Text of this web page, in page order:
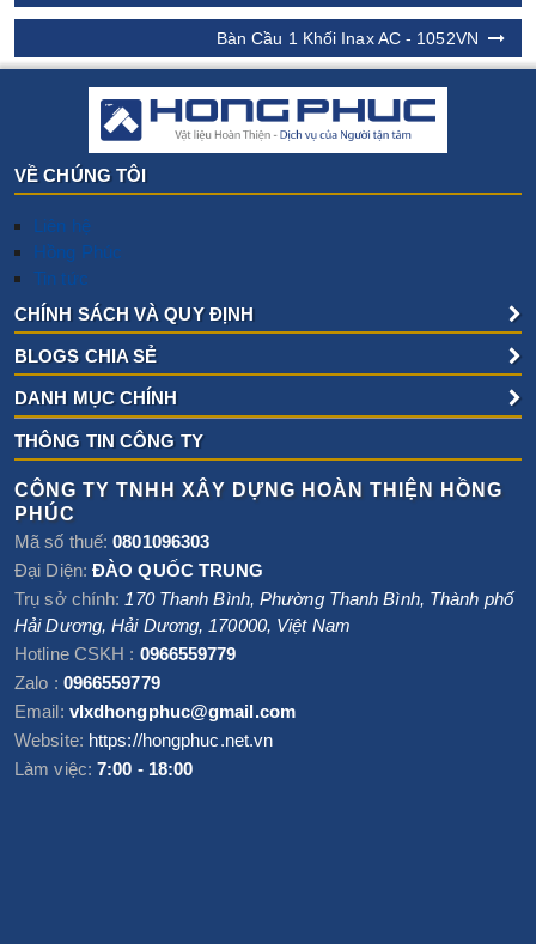
Bàn Cầu 1 Khối Inax AC - 1052VN
VỀ CHÚNG TÔI
Liên hệ
Hồng Phúc
Tin tức
CHÍNH SÁCH VÀ QUY ĐỊNH
BLOGS CHIA SẺ
DANH MỤC CHÍNH
THÔNG TIN CÔNG TY
CÔNG TY TNHH XÂY DỰNG HOÀN THIỆN HỒNG
PHÚC
Mã số thuế:0801096303
Đại Diện: ĐÀO QUỐC TRUNG
Trụ sở chính: 170 Thanh Bình, Phường Thanh Bình, Thành phố
Hải Dương,Hải Dương, 170000, Việt Nam
Hotline CSKH : 0966559779
Zalo : 0966559779
Email: vlxdhongphuc@gmail.com
Website: https://hongphuc.net.vn
Làm việc: 7:00 - 18:00